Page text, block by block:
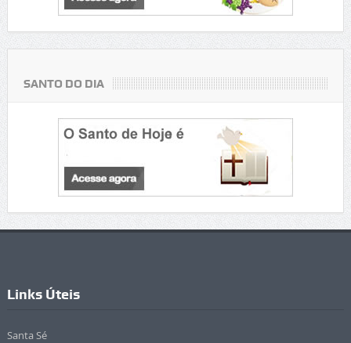
SANTO DO DIA
Links Úteis
Santa Sé